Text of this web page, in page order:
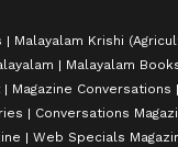
Malayalam Krishi
Malayalam
Magazine Conversations
Conversations
Web Specials